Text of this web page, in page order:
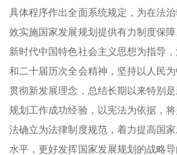
具体程序作出全面系统规定，为在法
效实施国家发展规划提供有力制度保
新时代中国特色社会主义思想为指导
和二十届历次全会精神，坚持以人民
贯彻新发展理念，总结长期以来特别
规划工作成功经验，以宪法为依据，
法确立为法律制度规范，着力提高国
水平，更好发挥国家发展规划的战略